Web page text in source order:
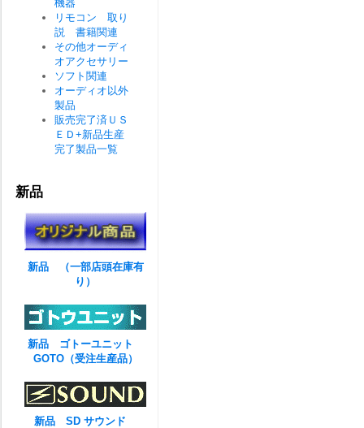
機器
リモコン 取り
説 書籍関連
その他オーディ
オアクセサリー
ソフト関連
オーディオ以外
製品
販売完了済ＵＳ
ＥＤ+新品生産
完了製品一覧
新品
新品 （一部店頭在庫有
り）
新品 ゴトーユニット
GOTO（受注生産品）
新品 SD サウンド